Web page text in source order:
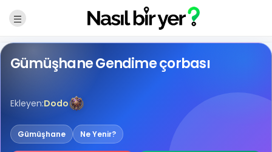
Gümüşhane Gendime çorbası
Ekleyen:Dodo
Gümüşhane Ne Yenir?